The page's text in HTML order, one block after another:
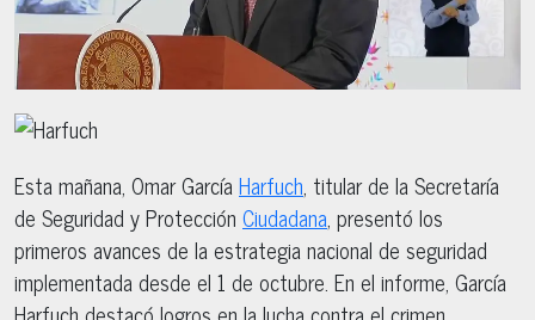
Esta mañana, Omar GarcíaHarfuch, titular de la Secretaría
de Seguridad y Protección Ciudadana, presentó los
primeros avances de la estrategia nacional de seguridad
implementada desde el 1 de octubre. En el informe, García